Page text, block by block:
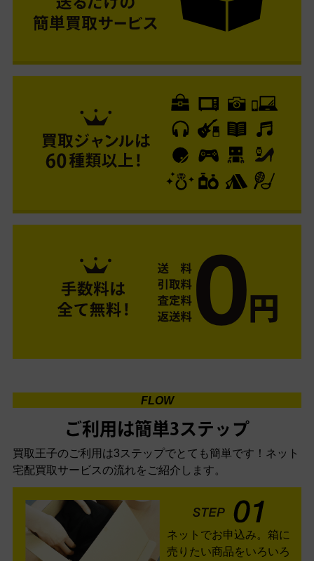
FLOW
ご利用は簡単3ステップ
買取王子のご利用は3ステップでとても簡単です！ ネット
宅配買取サービスの流れをご紹介します。
ネットでお申込み。箱に
売りたい商品をいろいろ